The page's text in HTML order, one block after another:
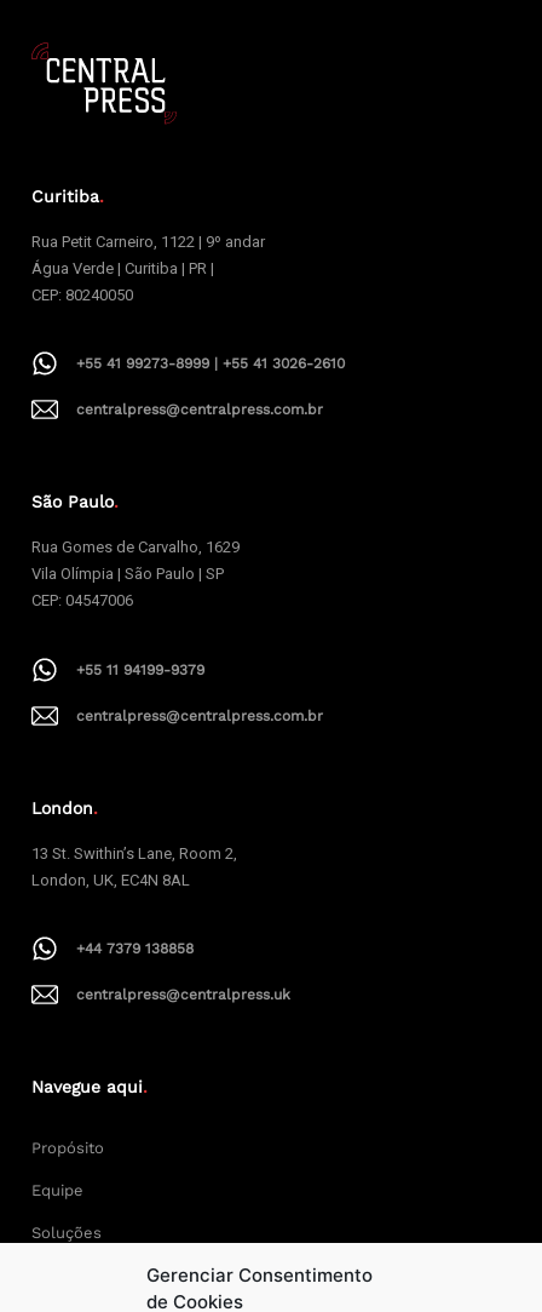
Gerenciar Consentimento
de Cookies
Curitiba.
Rua Petit Carneiro, 1122 | 9º andar
Água Verde | Curitiba | PR |
CEP: 80240050
+55 41 99273-8999 | +55 41 3026-2610
centralpress@centralpress.com.br
São Paulo.
Rua Gomes de Carvalho, 1629
Vila Olímpia | São Paulo | SP
CEP: 04547006
+55 11 94199-9379
centralpress@centralpress.com.br
London.
13 St. Swithin’s Lane, Room 2,
London, UK, EC4N 8AL
+44 7379 138858
centralpress@centralpress.uk
Navegue aqui.
Propósito
Equipe
Soluções